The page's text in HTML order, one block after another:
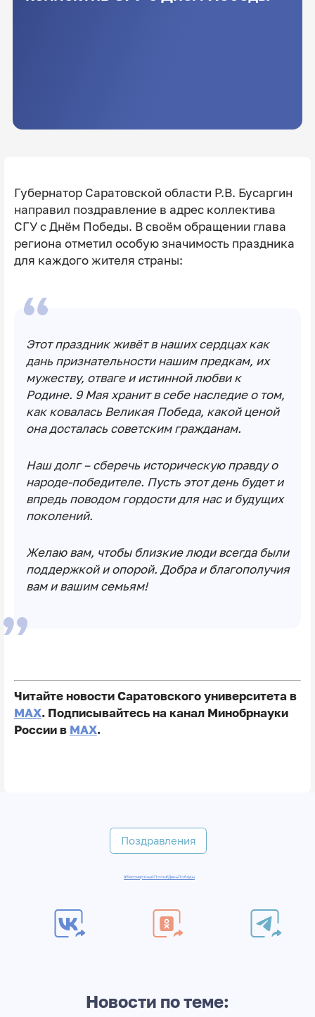
Губернатор Саратовской области Р.В. Бусаргин
направил поздравление в адрес коллектива
СГУ с Днём Победы. В своём обращении глава
региона отметил особую значимость праздника
для каждого жителя страны:
Этот праздник живёт в наших сердцах как
дань признательности нашим предкам, их
мужеству, отваге и истинной любви к
Родине. 9 Мая хранит в себе наследие о том,
как ковалась Великая Победа, какой ценой
она досталась советским гражданам.
Наш долг – сберечь историческую правду о
народе-победителе. Пусть этот день будет и
впредь поводом гордости для нас и будущих
поколений.
Желаю вам, чтобы близкие люди всегда были
поддержкой и опорой. Добра и благополучия
вам и вашим семьям!
Читайте новости Саратовского университета в
MAX. Подписывайтесь на канал Минобрнауки
России в MAX.
Поздравления
#БессмертныйПолк#ДеньПобеды
Новости по теме: